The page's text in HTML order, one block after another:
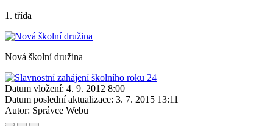
1. třída
Nová školní družina
Datum vložení: 4. 9. 2012 8:00
Datum poslední aktualizace: 3. 7. 2015 13:11
Autor: Správce Webu